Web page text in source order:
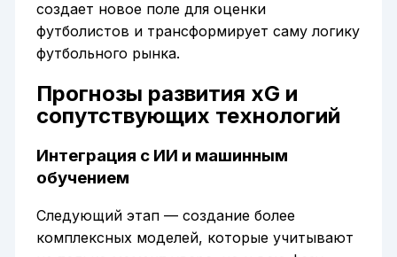
создает новое поле для оценки
футболистов и трансформирует саму логику
футбольного рынка.
Прогнозы развития xG и
сопутствующих технологий
Интеграция с ИИ и машинным
обучением
Следующий этап — создание более
комплексных моделей, которые учитывают